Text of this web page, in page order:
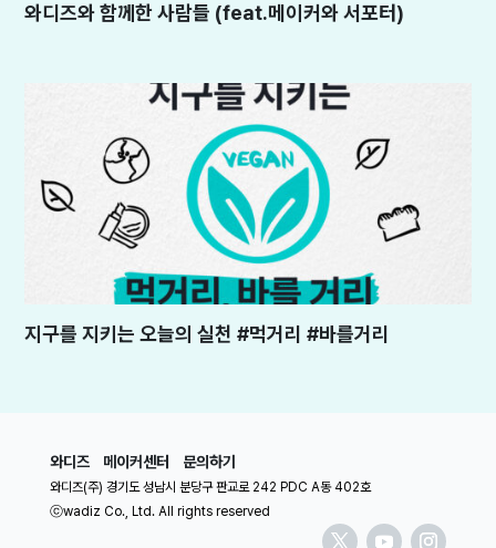
와디즈와 함께한 사람들 (feat.메이커와 서포터)
지구를 지키는 오늘의 실천 #먹거리 #바를거리
와디즈 메이커센터 문의하기
와디즈(주) 경기도 성남시 분당구 판교로 242 PDC A동 402호
ⓒwadiz Co., Ltd. All rights reserved